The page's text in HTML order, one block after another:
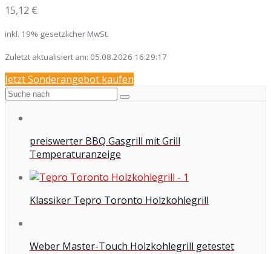
15,12 €
inkl. 19% gesetzlicher MwSt.
Zuletzt aktualisiert am: 05.08.2026 16:29:17
Jetzt Sonderangebot kaufen
preiswerter BBQ Gasgrill mit Grill
Temperaturanzeige
Klassiker Tepro Toronto Holzkohlegrill
Weber Master-Touch Holzkohlegrill getestet